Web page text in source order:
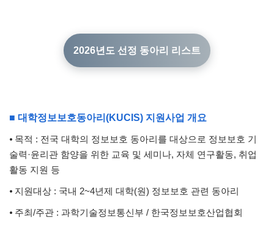
2026년도 선정 동아리 리스트
■ 대학정보보호동아리(KUCIS) 지원사업 개요
⦁ 목적 : 전국 대학의 정보보호 동아리를 대상으로 정보보호 기
술력·윤리관 함양을 위한 교육 및 세미나, 자체 연구활동, 취업
활동 지원 등
⦁ 지원대상 : 국내 2~4년제 대학(원) 정보보호 관련 동아리
⦁ 주최/주관 : 과학기술정보통신부 / 한국정보보호산업협회